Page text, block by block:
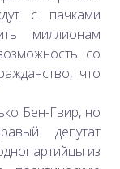
с пачками
миллионам
со
что
Бен-Гвир, но
депутат
из